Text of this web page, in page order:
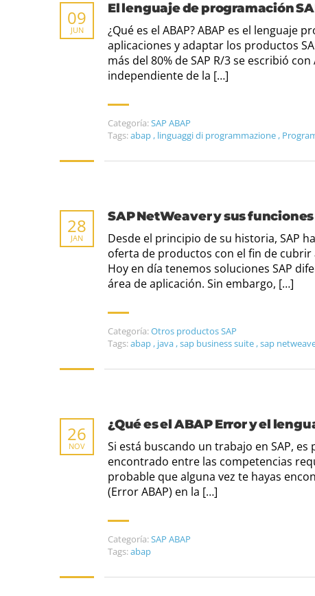
El lenguaje de programación
09
JUN
¿Qué es el ABAP? ABAP es el
aplicaciones y adaptar los productos
más del 80% de SAP R/3 se escribió
independiente de la […]
Categoría:SAP ABAP
Tags:abap , linguaggi di programmazione ,
SAP NetWeaver y sus funciones
28
JAN
Desde el principio de su historia, SAP
oferta de productos con el fin de
Hoy en día tenemos soluciones SAP
área de aplicación. Sin embargo, […]
Categoría:Otros productos SAP
Tags:abap , java ,sap business suite ,sap
¿Qué es el ABAP Error y el
26
NOV
Si está buscando un trabajo en SAP,
encontrado entre las competencias
probable que alguna vez te hayas
(Error ABAP) en la […]
Categoría:SAP ABAP
Tags:abap